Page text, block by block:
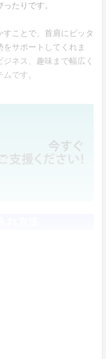
たりです。
ことで、首肩にピッタ
をサポートしてくれま
ネス、趣味まで幅広く
です。